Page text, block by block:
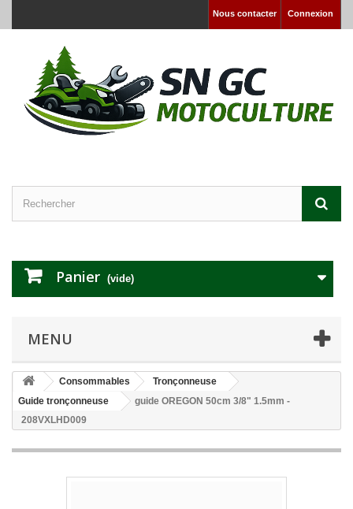
Connexion
Nous contacter
Panier (vide)
MENU
Consommables
Tronçonneuse
Guide tronçonneuse
guide OREGON 50cm 3/8" 1.5mm -
208VXLHD009